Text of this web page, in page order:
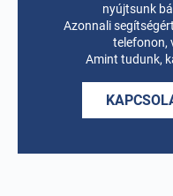
nyújtsunk
Azonnali
telefonon,
Amint tudunk,